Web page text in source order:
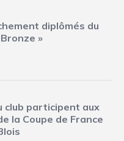
diplômés du
»
club participent aux
la Coupe de France